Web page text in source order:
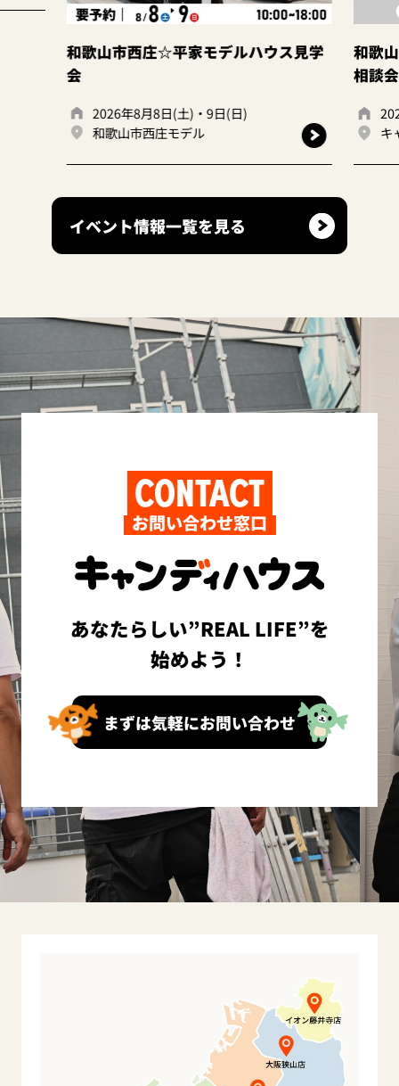
和歌山市西庄☆平家モデルハウス見学
会
2026年8月8日(土)・9日(日)
和歌山市西庄モデル
和歌
相談
キ
イベント情報一覧を見る
CONTACT
お問い合わせ窓口
あなたらしい”REAL LIFE”を
始めよう！
まずは気軽にお問い合わせ